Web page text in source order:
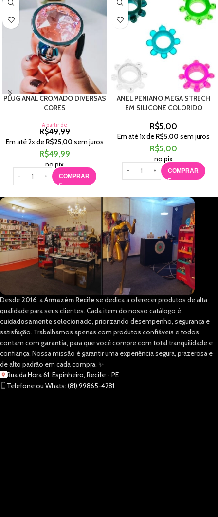
PLUG ANAL CROMADO DIVERSAS
CORES
A partir de
R$49,99
Em até2x de R$25,00 sem juros
R$49,99
no pix
COMPRAR
ANEL PENIANO MEGA STRECH
EM SILICONE COLORIDO
R$5,00
Em até1x de R$5,00 sem juros
R$5,00
no pix
COMPRAR
Desde 2016, aArmazém Recifese dedica a oferecer produtos de alta
qualidade para seus clientes. Cada item do nosso catálogo é
cuidadosamente selecionado, priorizando desempenho, segurança e
satisfação. Trabalhamos apenas com produtos confiáveis e todos
contam com garantia, para que você compre com total tranquilidade e
confiança. Nossa missão é garantir uma experiência segura, prazerosa e
de alto padrão em cada compra. ✨
Rua da Hora 61, Espinheiro, Recife - PE
Telefone ou Whats: (81) 99865-4281